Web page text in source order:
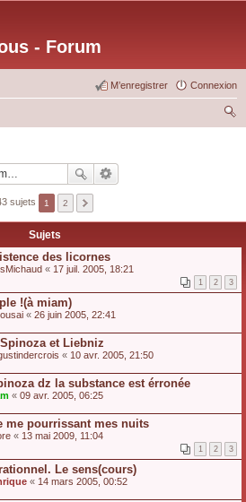
- Forum
Connexion
M’enregistrer
sujets 1 2
Sujets
des licornes
« 17 juil. 2005, 18:21
1 2 3
!(à miam)
« 26 juin 2005, 22:41
et Liebniz
« 10 avr. 2005, 21:50
dz la substance est érronée
« 09 avr. 2005, 06:25
me pourrissant mes nuits
« 13 mai 2009, 11:04
1 2 3
Le sens(cours)
« 14 mars 2005, 00:52